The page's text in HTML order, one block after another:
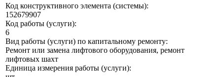
Код конструктивного элемента (системы):
152679907
Код работы (услуги):
6
Вид работы (услуги) по капитальному ремонту:
Ремонт или замена лифтового оборудования, ремонт
лифтовых шахт
Единица измерения работы (услуги):